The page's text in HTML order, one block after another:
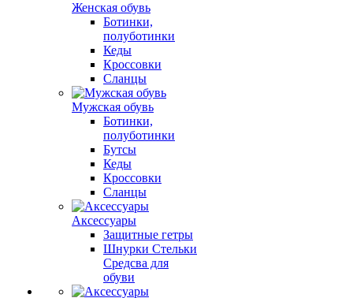
Женская обувь
Ботинки,
полуботинки
Кеды
Кроссовки
Сланцы
Мужская обувь
Ботинки,
полуботинки
Бутсы
Кеды
Кроссовки
Сланцы
Аксессуары
Защитные гетры
Шнурки Стельки
Средсва для
обуви